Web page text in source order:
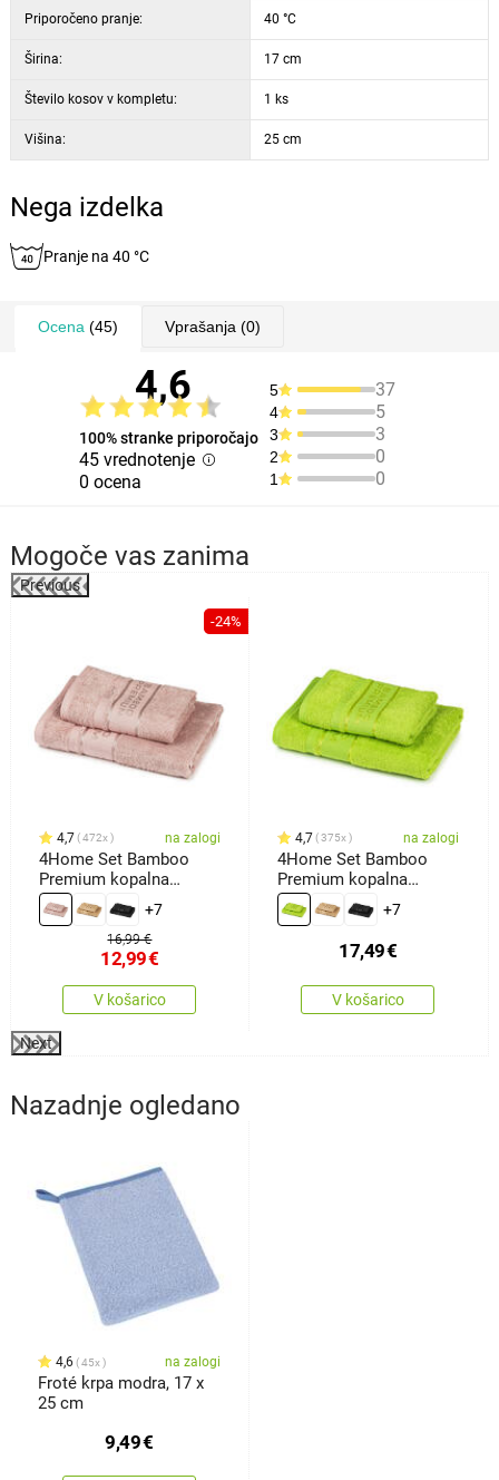
Priporočeno pranje: 40 °C
Širina: 17 cm
Število kosov v kompletu: 1 ks
Višina: 25 cm
Nega izdelka
Pranje na 40 °C
Ocena (45) Vprašanja (0)
4,6
100% stranke priporočajo
45 vrednotenje
0 ocena
5 37
4 5
3 3
2 0
1 0
Mogoče vas zanima
Previous
-24%
4,7 472x na zalogi
4Home Set Bamboo
Premium kopalna
brisača inbrisača roza,
70 x 140 cm, 50 x 100
+7
16,99 €
12,99€
V košarico
4,7 375x na zalogi
4Home Set Bamboo
Premium kopalna
brisača inbrisača
zelena, 70 x 140 cm, 50
x 100 cm
+7
17,49€
V košarico
Next
Nazadnje ogledano
4,6 45x na zalogi
Froté krpa modra, 17 x
25 cm
9,49€